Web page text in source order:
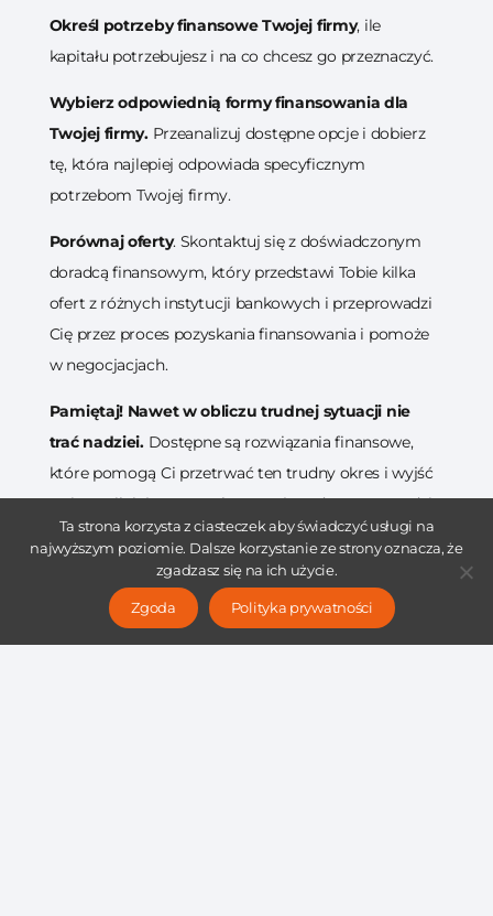
Określ potrzeby finansowe Twojej firmy, ile
kapitału potrzebujesz i na co chcesz go przeznaczyć.
Wybierz odpowiednią formy finansowania dla
Twojej firmy.Przeanalizuj dostępne opcje i dobierz
tę, która najlepiej odpowiada specyficznym
potrzebom Twojej firmy.
Porównaj oferty. Skontaktuj się z doświadczonym
doradcą finansowym, który przedstawi Tobie kilka
ofert z różnych instytucji bankowych i przeprowadzi
Cię przez proces pozyskania finansowania i pomoże
w negocjacjach.
Pamiętaj! Nawet w obliczu trudnej sytuacji nie
trać nadziei.Dostępne są rozwiązania finansowe,
które pomogą Ci przetrwać ten trudny okres i wyjść
z niego silniejszym. Wykorzystaj mądrze te narzędzia,
otwórz się na nowe możliwości i nadaj Twojej firmie
nowy, lepszy kierunek!
Ta strona korzysta z ciasteczek aby świadczyć usługi na
najwyższym poziomie. Dalsze korzystanie ze strony oznacza, że
zgadzasz się na ich użycie.
Zgoda Polityka prywatności